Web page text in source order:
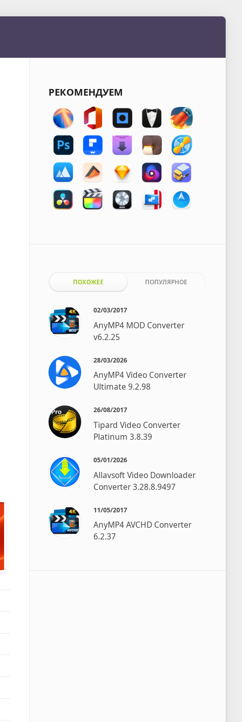
РЕКОМЕНДУЕМ
ПОХОЖЕЕ ПОПУЛЯРНОЕ
02/03/2017
AnyMP4 MOD Converter
v6.2.25
28/03/2026
AnyMP4 Video Converter
Ultimate 9.2.98
26/08/2017
Tipard Video Converter
Platinum 3.8.39
05/01/2026
Allavsoft Video Downloader
Converter 3.28.8.9497
11/05/2017
AnyMP4 AVCHD Converter
6.2.37